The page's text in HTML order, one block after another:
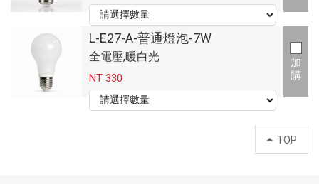
L-E27-A-普通燈泡-7W
全電壓,暖白光
NT 330
加
購
TOP